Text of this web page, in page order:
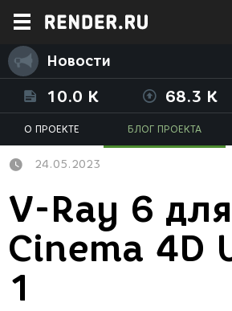
Новости
10.0 K 68.3 K
О ПРОЕКТЕ БЛОГ ПРОЕКТА
24.05.2023
V-Ray 6 для
Cinema 4D
1